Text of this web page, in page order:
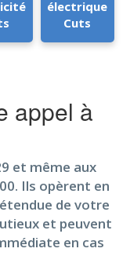
électrique
Cuts
appel à
et même aux
Ils opèrent en
de votre
et peuvent
en cas